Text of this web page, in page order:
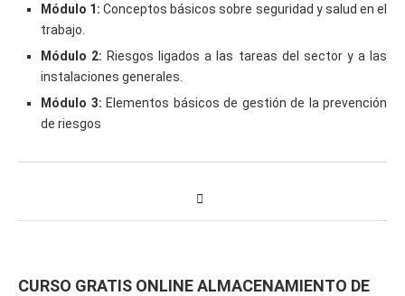
Módulo 1: Conceptos básicos sobre seguridad y salud en el
trabajo.
Módulo 2: Riesgos ligados a las tareas del sector y a las
instalaciones generales.
Módulo 3: Elementos básicos de gestión de la prevención
de riesgos
CURSO GRATIS ONLINE ALMACENAMIENTO DE